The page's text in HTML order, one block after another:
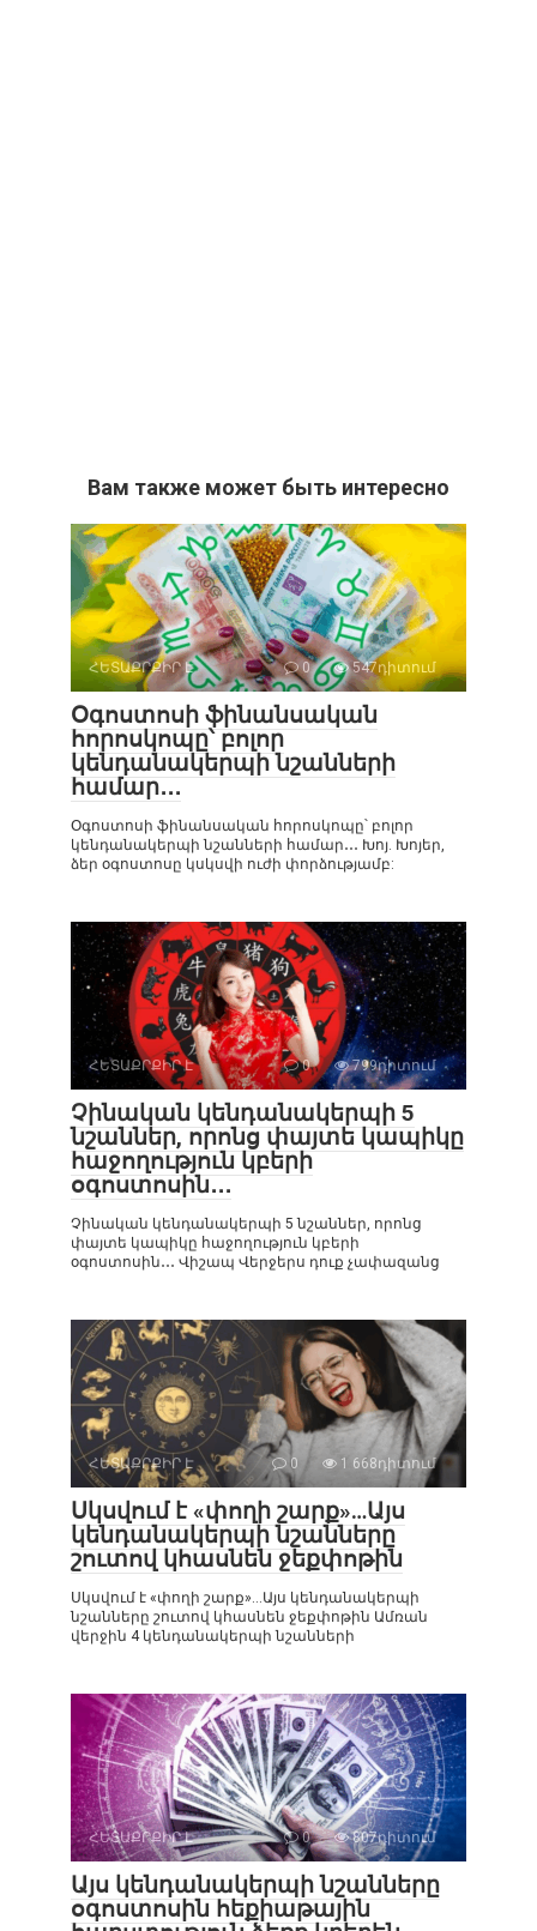
Вам также может быть интересно
ՀԵՏԱՔՐՔԻՐ Է 0 547դիտում
Օգոստոսի ֆինանսական
հորոսկոպը՝ բոլոր
կենդանակերպի նշանների
համար․․․
Օգոստոսի ֆինանսական հորոսկոպը՝ բոլոր
կենդանակերպի նշանների համար․․․ Խոյ. Խոյեր,
ձեր օգոստոսը կսկսվի ուժի փորձությամբ:
ՀԵՏԱՔՐՔԻՐ Է 0 799դիտում
Չինական կենդանակերպի 5
նշաններ, որոնց փայտե կապիկը
հաջողություն կբերի
օգոստոսին․․․
Չինական կենդանակերպի 5 նշաններ, որոնց
փայտե կապիկը հաջողություն կբերի
օգոստոսին․․․ Վիշապ Վերջերս դուք չափազանց
ՀԵՏԱՔՐՔԻՐ Է 0 1 668դիտում
Սկսվում է «փողի շարք»…Այս
կենդանակերպի նշանները
շուտով կհասնեն ջեքփոթին
Սկսվում է «փողի շարք»…Այս կենդանակերպի
նշանները շուտով կհասնեն ջեքփոթին Ամռան
վերջին 4 կենդանակերպի նշանների
ՀԵՏԱՔՐՔԻՐ Է 0 807դիտում
Այս կենդանակերպի նշանները
օգոստոսին հեքիաթային